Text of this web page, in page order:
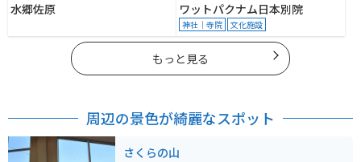
水郷佐原 ワットパクナム日本別院
神社｜寺院 文化施設
もっと見る
周辺の景色が綺麗なスポット
さくらの山